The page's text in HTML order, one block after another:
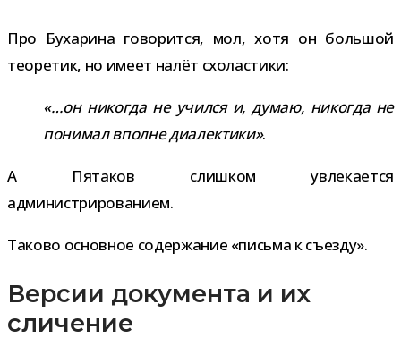
Про Бухарина гово­рится, мол, хотя он боль­шой
тео­ре­тик, но имеет налёт схоластики:
«…он нико­гда не учился и, думаю, нико­гда не
пони­мал вполне диа­лек­тики».
А Пятаков слиш­ком увле­ка­ется
администрированием.
Таково основ­ное содер­жа­ние «письма к съезду».
Версии документа и их
сличение